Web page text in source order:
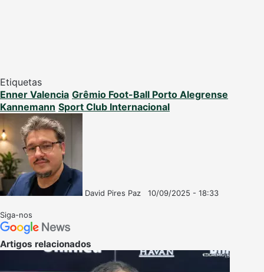
Etiquetas
Enner Valencia Grêmio Foot-Ball Porto Alegrense
Kannemann Sport Club Internacional
David Pires Paz
10/09/2025 - 18:33
Siga-nos
Artigos relacionados